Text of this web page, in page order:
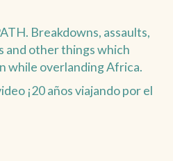
Breakdowns, assaults,
and other things which
while overlanding Africa.
¡20 años viajando por el